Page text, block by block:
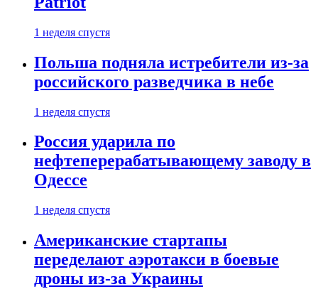
1 неделя спустя
Польша подняла истребители из-за
российского разведчика в небе
1 неделя спустя
Россия ударила по
нефтеперерабатывающему заводу в
Одессе
1 неделя спустя
Американские стартапы
переделают аэротакси в боевые
дроны из-за Украины